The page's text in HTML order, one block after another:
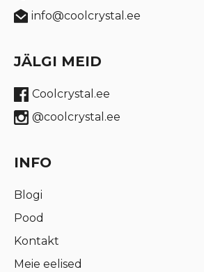
info@coolcrystal.ee
JÄLGI MEID
Coolcrystal.ee
@coolcrystal.ee
INFO
Blogi
Pood
Kontakt
Meie eelised